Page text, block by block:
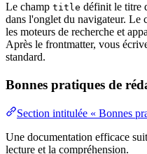
Le champ title définit le titre
dans l'onglet du navigateur. Le
les moteurs de recherche et
Après le frontmatter, vous
standard.
Bonnes pratiques de
Section intitulée « Bonnes
Une documentation efficace
lecture et la compréhension.